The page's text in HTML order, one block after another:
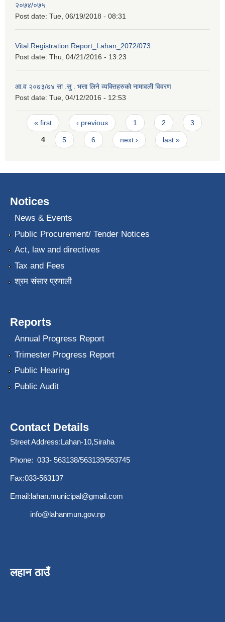
२०७४/०७५
Post date: Tue, 06/19/2018 - 08:31
Vital Registration Report_Lahan_2072/073
Post date: Thu, 04/21/2016 - 13:23
आ.व २०७३/७४ सा .सु . भत्ता लिने व्यक्तिहरुको नामावली विवरण
Post date: Tue, 04/12/2016 - 12:53
Pages
« first ‹ previous 1 2 3
4 5 6 next › last »
Notices
News & Events
Public Procurement/ Tender Notices
Act, law and directives
Tax and Fees
श्रम संसार प्रणाली
Reports
Annual Progress Report
Trimester Progress Report
Public Hearing
Public Audit
Contact Details
Street Address:Lahan-10,Siraha
Phone: 033- 563138/563139/563745
Fax:033-563137
Email:lahan.municipal@gmail.com
info@lahanmun.gov.np
लहान ठाउँ